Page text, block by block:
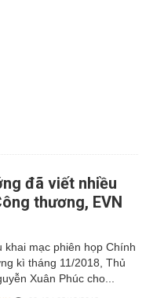
đã viết nhiều
thương, EVN
khai mạc phiên họp Chính
kì tháng 11/2018, Thủ
Xuân Phúc cho...